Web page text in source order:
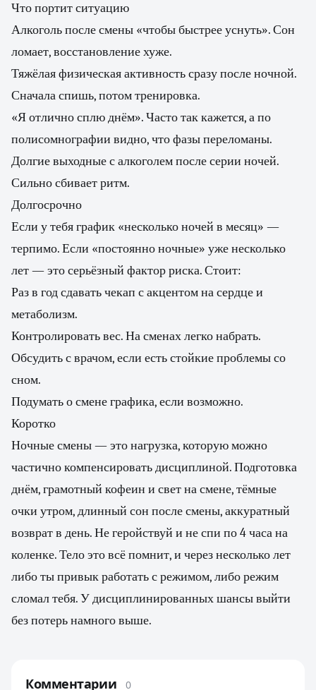
Что портит ситуацию
Алкоголь после смены «чтобы быстрее уснуть». Сон
ломает, восстановление хуже.
Тяжёлая физическая активность сразу после ночной.
Сначала спишь, потом тренировка.
«Я отлично сплю днём». Часто так кажется, а по
полисомнографии видно, что фазы переломаны.
Долгие выходные с алкоголем после серии ночей.
Сильно сбивает ритм.
Долгосрочно
Если у тебя график «несколько ночей в месяц» —
терпимо. Если «постоянно ночные» уже несколько
лет — это серьёзный фактор риска. Стоит:
Раз в год сдавать чекап с акцентом на сердце и
метаболизм.
Контролировать вес. На сменах легко набрать.
Обсудить с врачом, если есть стойкие проблемы со
сном.
Подумать о смене графика, если возможно.
Коротко
Ночные смены — это нагрузка, которую можно
частично компенсировать дисциплиной. Подготовка
днём, грамотный кофеин и свет на смене, тёмные
очки утром, длинный сон после смены, аккуратный
возврат в день. Не геройствуй и не спи по 4 часа на
коленке. Тело это всё помнит, и через несколько лет
либо ты привык работать с режимом, либо режим
сломал тебя. У дисциплинированных шансы выйти
без потерь намного выше.
Комментарии 0